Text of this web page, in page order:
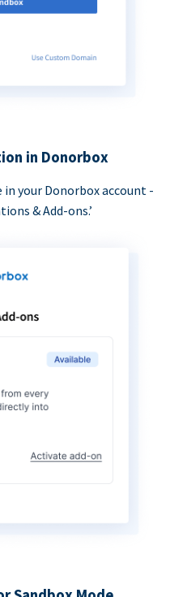
in Donorbox
your Donorbox account -
& Add-ons.’